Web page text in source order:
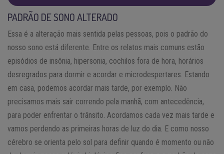
PADRÃO DE SONO ALTERADO
Essa é a alteração mais sentida pelas pessoas, pois o padrão do
nosso sono está diferente. Entre os relatos mais comuns estão
episódios de insônia, hipersonia, cochilos fora de hora, horários
desregrados para dormir e acordar e microdespertares. Estando
em casa, podemos acordar mais tarde, por exemplo. Não
precisamos mais sair correndo pela manhã, com antecedência,
para poder enfrentar o trânsito. Acordamos cada vez mais tarde e
vamos perdendo as primeiras horas de luz do dia. E como nosso
cérebro se orienta pelo sol para definir quando é momento ou não